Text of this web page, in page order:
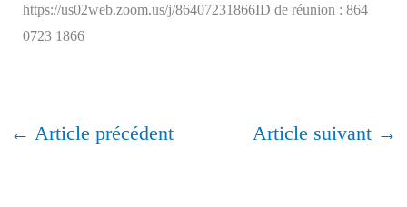
https://us02web.zoom.us/j/86407231866ID de réunion : 864
0723 1866
← Article précédent Article suivant →